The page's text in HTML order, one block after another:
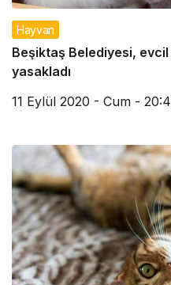
Hayvan
Beşiktaş Belediyesi,
yasakladı
11 Eylül 2020 - Cum -